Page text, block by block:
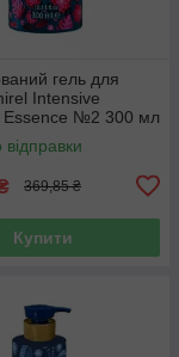
гель для
Intensive
Essence №2 300 мл
369,85 ₴
Купити